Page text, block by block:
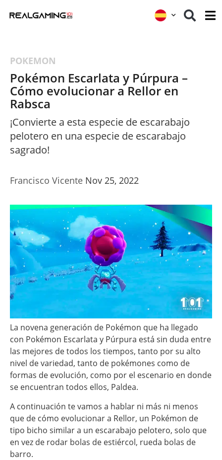
POKEMON
Pokémon Escarlata y Púrpura –
Cómo evolucionar a Rellor en
Rabsca
¡Convierte a esta especie de escarabajo
pelotero en una especie de escarabajo
sagrado!
Francisco Vicente Nov 25, 2022
La novena generación de Pokémon que ha llegado
con Pokémon Escarlata y Púrpura está sin duda entre
las mejores de todos los tiempos, tanto por su alto
nivel de variedad, tanto de pokémones como de
formas de evolución, como por el escenario en donde
se encuentran todos ellos, Paldea.
A continuación te vamos a hablar ni más ni menos
que de cómo evolucionar a Rellor, un Pokémon de
tipo bicho similar a un escarabajo pelotero, solo que
en vez de rodar bolas de estiércol, rueda bolas de
barro.